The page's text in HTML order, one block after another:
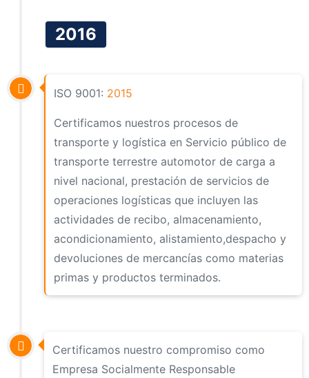
2016
ISO 9001: 2015
Certificamos nuestros procesos de
transporte y logística en Servicio público de
transporte terrestre automotor de carga a
nivel nacional, prestación de servicios de
operaciones logísticas que incluyen las
actividades de recibo, almacenamiento,
acondicionamiento, alistamiento,despacho y
devoluciones de mercancías como materias
primas y productos terminados.
Certificamos nuestro compromiso como
Empresa Socialmente Responsable